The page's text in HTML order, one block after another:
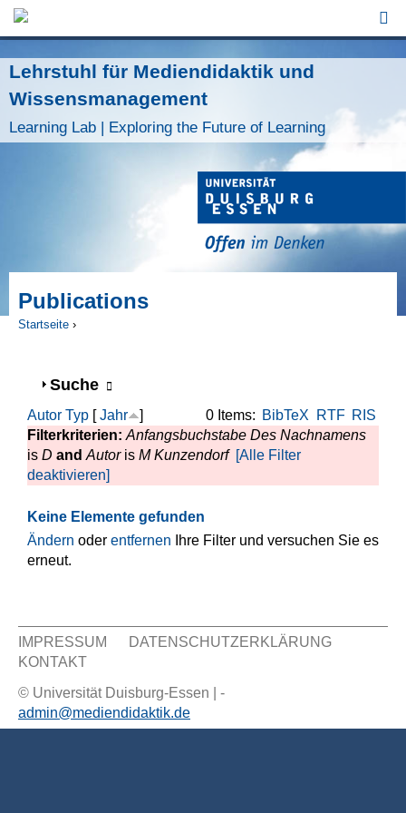
Lehrstuhl für Mediendidaktik und
Wissensmanagement
Learning Lab | Exploring the Future of Learning
Publications
Startseite ›
Anzeigen
Suche
0 Items: BibTeX RTF RIS
Autor Typ [Jahr
]
Filterkriterien: Anfangsbuchstabe Des Nachnamens
is D and Autoris M Kunzendorf [Alle Filter
deaktivieren]
Keine Elemente gefunden
Ändern oder entfernen Ihre Filter und versuchen Sie es
erneut.
Sekundär Menü
IMPRESSUM
DATENSCHUTZERKLÄRUNG
KONTAKT
© Universität Duisburg-Essen | -
admin@mediendidaktik.de